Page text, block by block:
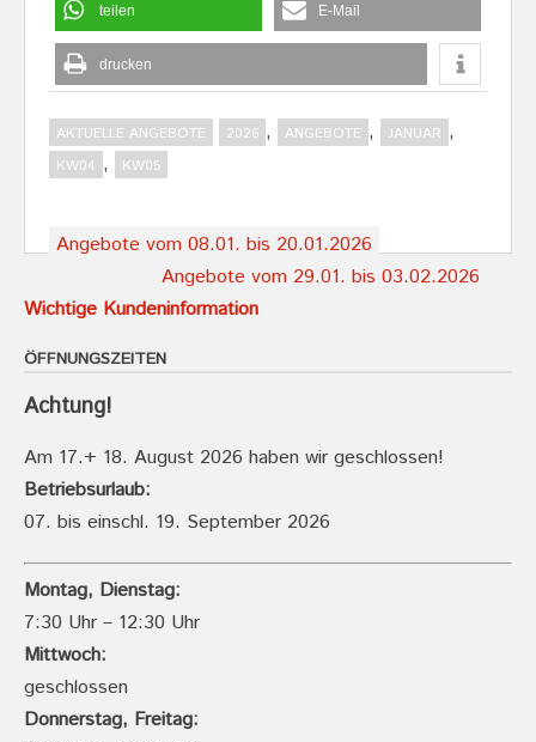
teilen E-Mail
drucken
AKTUELLE ANGEBOTE 2026 , ANGEBOTE , JANUAR ,
KW04 , KW05
Post
Angebote vom 08.01. bis 20.01.2026
Angebote vom 29.01. bis 03.02.2026
Wichtige Kundeninformation
ÖFFNUNGSZEITEN
Achtung!
Am 17.+ 18. August 2026 haben wir geschlossen!
Betriebsurlaub:
07. bis einschl. 19. September 2026
Montag, Dienstag:
7:30 Uhr – 12:30 Uhr
Mittwoch:
geschlossen
Donnerstag, Freitag: